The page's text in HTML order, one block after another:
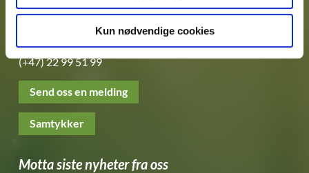
Kun nødvendige cookies
KONTAKT OSS
(+47) 22 99 51 99
Send oss en melding
Samtykker
Motta siste nyheter fra oss